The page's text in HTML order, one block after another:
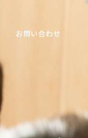
お問い合わせ